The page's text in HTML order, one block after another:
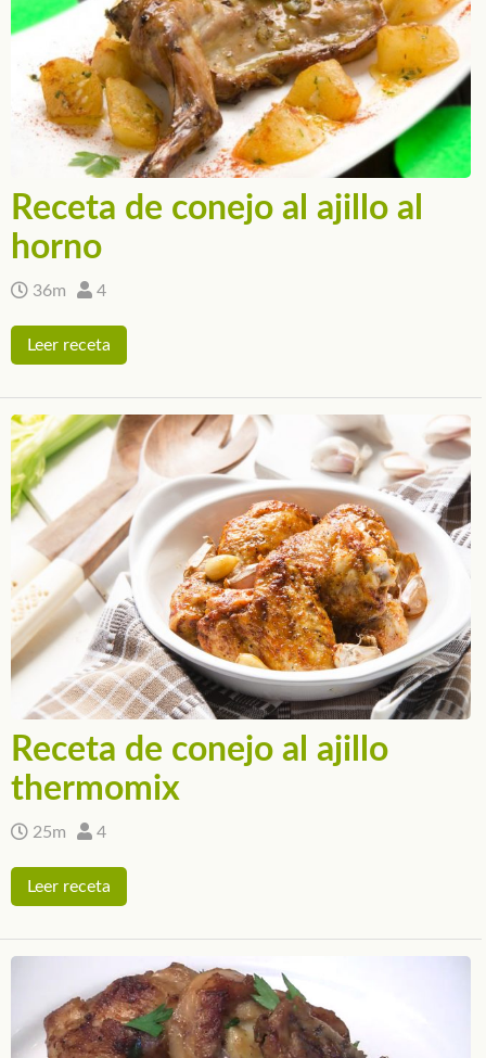
Receta de conejo al ajillo al
horno
36m 4
Leer receta
Receta de conejo al ajillo
thermomix
25m 4
Leer receta